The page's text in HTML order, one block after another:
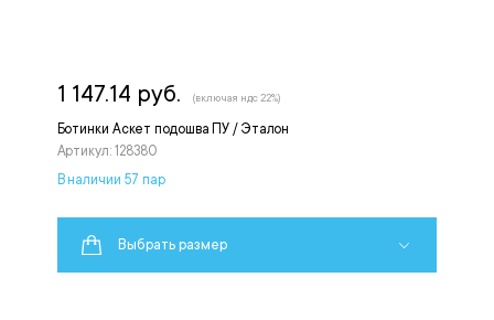
Ботинки Аскет подошва ПУ / Эталон
Артикул: 128380
1 147.14 руб. (включая ндс 22%)
В наличии 57 пар
Выбрать размер